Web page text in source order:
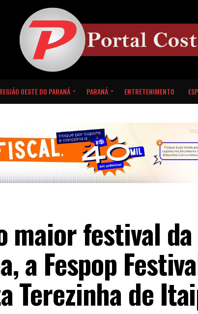
REGIÃO OESTE DO PARANÁ PARANÁ ENTRETENIMENTO
maior festival da
a Fespop
Terezinha de